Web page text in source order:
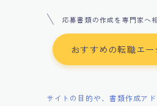
応募書類の作成を専門家へ
おすすめの転職エー
サイトの目的や、書類作成ア